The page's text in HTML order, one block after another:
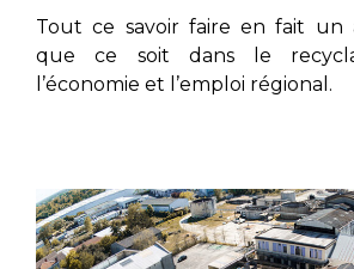
Tout ce savoir faire en fait un
que ce soit dans le
l’économie et l’emploi régional.